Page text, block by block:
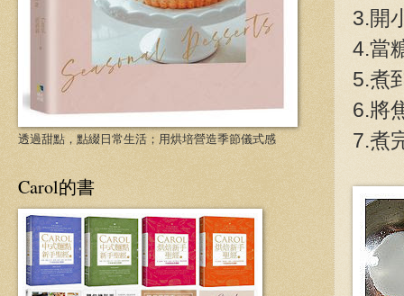
3.開
4.當
5.煮
6.將
7.煮
透過甜點，點綴日常生活；用烘培營造季節儀式感
Carol的書